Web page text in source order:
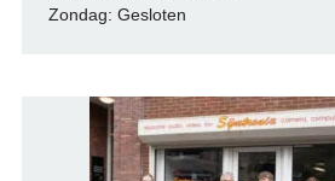
Zondag: Gesloten